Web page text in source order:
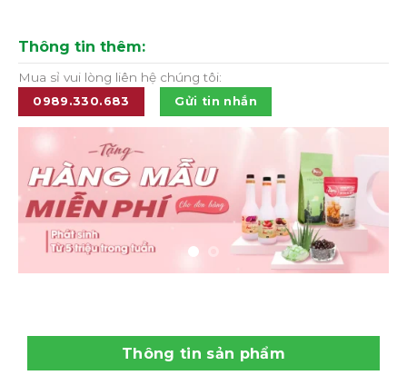
Thông tin thêm:
Mua sỉ vui lòng liên hệ chúng tôi:
0989.330.683 Gửi tin nhắn
Thông tin sản phẩm